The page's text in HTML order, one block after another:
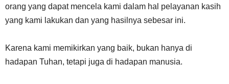
orang yang dapat mencela kami dalam hal pelayanan kasih
yang kami lakukan dan yang hasilnya sebesar ini.
Karena kami memikirkan yang baik, bukan hanya di
hadapan Tuhan, tetapi juga di hadapan manusia.